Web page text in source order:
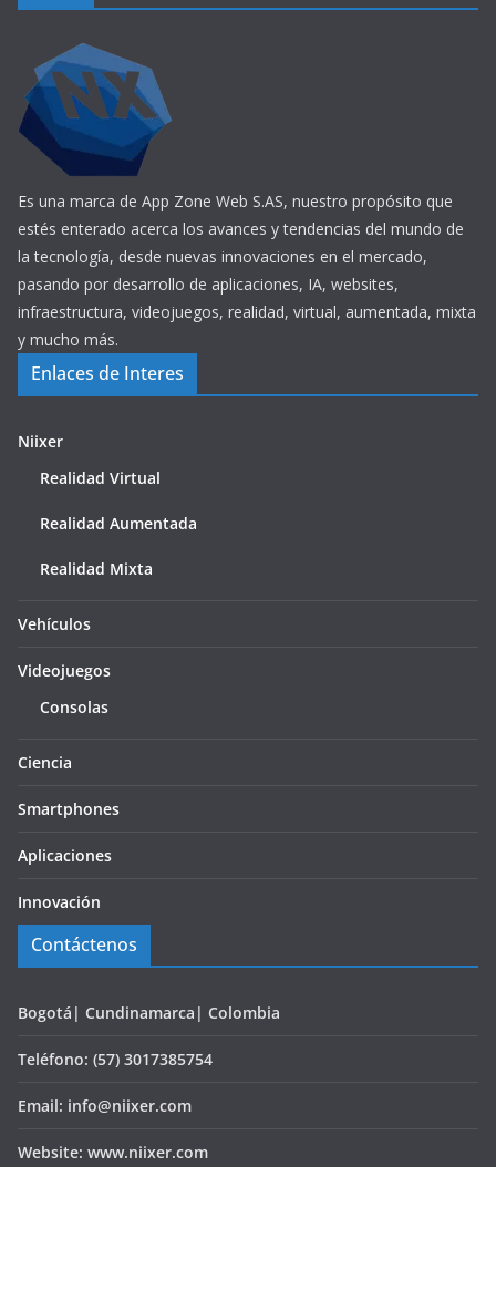
Es una marca de App Zone Web S.AS, nuestro propósito que
estés enterado acerca los avances y tendencias del mundo de
la tecnología, desde nuevas innovaciones en el mercado,
pasando por desarrollo de aplicaciones, IA, websites,
infraestructura, videojuegos, realidad, virtual, aumentada, mixta
y mucho más.
Enlaces de Interes
Niixer
Realidad Virtual
Realidad Aumentada
Realidad Mixta
Vehículos
Videojuegos
Consolas
Ciencia
Smartphones
Aplicaciones
Innovación
Contáctenos
Bogotá| Cundinamarca| Colombia
Teléfono: (57) 3017385754
Email: info@niixer.com
Website: www.niixer.com